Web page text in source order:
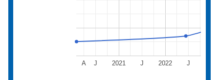
2021 2022
A J J J